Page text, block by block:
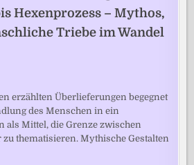
Hexenprozess – Mythos,
Triebe im Wandel
erzählten Überlieferungen begegnet
des Menschen in ein
als Mittel, die Grenze zwischen
thematisieren. Mythische Gestalten